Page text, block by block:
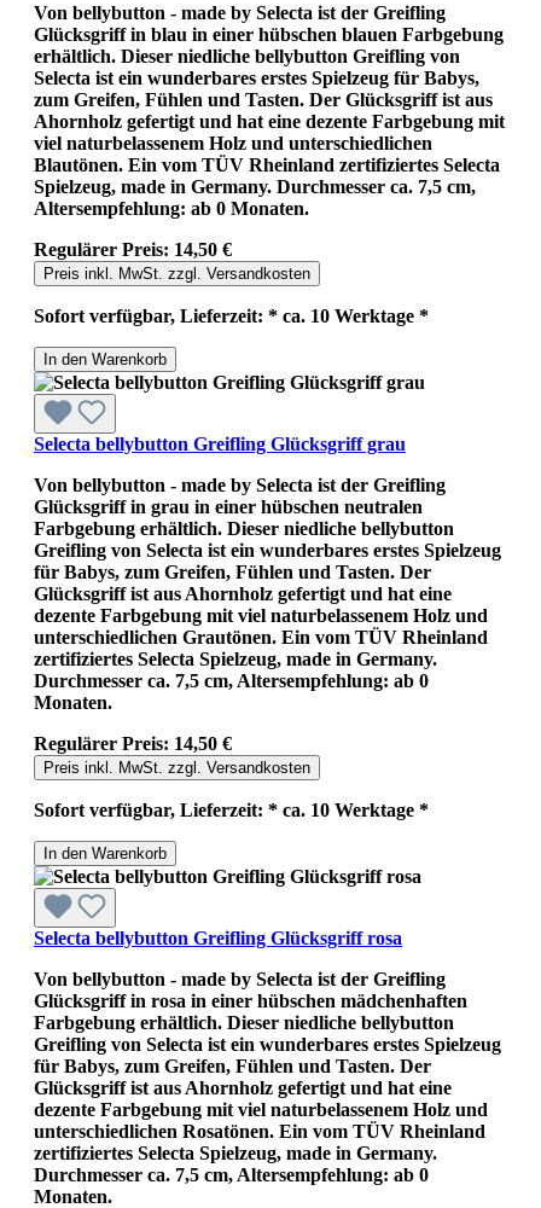
Von bellybutton - made by Selecta ist der Greifling
Glücksgriff in blau in einer hübschen blauen Farbgebung
erhältlich. Dieser niedliche bellybutton Greifling von
Selecta ist ein wunderbares erstes Spielzeug für Babys,
zum Greifen, Fühlen und Tasten. Der Glücksgriff ist aus
Ahornholz gefertigt und hat eine dezente Farbgebung mit
viel naturbelassenem Holz und unterschiedlichen
Blautönen. Ein vom TÜV Rheinland zertifiziertes Selecta
Spielzeug, made in Germany. Durchmesser ca. 7,5 cm,
Altersempfehlung: ab 0 Monaten.
Regulärer Preis: 14,50 €
Preis inkl. MwSt. zzgl. Versandkosten
Sofort verfügbar, Lieferzeit: * ca. 10 Werktage *
In den Warenkorb
Selecta bellybutton Greifling Glücksgriff grau
Von bellybutton - made by Selecta ist der Greifling
Glücksgriff in grau in einer hübschen neutralen
Farbgebung erhältlich. Dieser niedliche bellybutton
Greifling von Selecta ist ein wunderbares erstes Spielzeug
für Babys, zum Greifen, Fühlen und Tasten. Der
Glücksgriff ist aus Ahornholz gefertigt und hat eine
dezente Farbgebung mit viel naturbelassenem Holz und
unterschiedlichen Grautönen. Ein vom TÜV Rheinland
zertifiziertes Selecta Spielzeug, made in Germany.
Durchmesser ca. 7,5 cm, Altersempfehlung: ab 0
Monaten.
Regulärer Preis: 14,50 €
Preis inkl. MwSt. zzgl. Versandkosten
Sofort verfügbar, Lieferzeit: * ca. 10 Werktage *
In den Warenkorb
Selecta bellybutton Greifling Glücksgriff rosa
Von bellybutton - made by Selecta ist der Greifling
Glücksgriff in rosa in einer hübschen mädchenhaften
Farbgebung erhältlich. Dieser niedliche bellybutton
Greifling von Selecta ist ein wunderbares erstes Spielzeug
für Babys, zum Greifen, Fühlen und Tasten. Der
Glücksgriff ist aus Ahornholz gefertigt und hat eine
dezente Farbgebung mit viel naturbelassenem Holz und
unterschiedlichen Rosatönen. Ein vom TÜV Rheinland
zertifiziertes Selecta Spielzeug, made in Germany.
Durchmesser ca. 7,5 cm, Altersempfehlung: ab 0
Monaten.